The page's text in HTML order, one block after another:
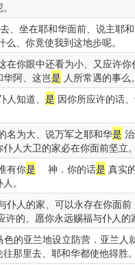
、坐在耶和华面前、说主耶
么、你竟使我到这地步呢。
在你眼中还看为小、又应许你
阿、这岂是 人所常遇的事么。
知道、 是 因你所应许的话
名为大、说万军之耶和华是
人大卫的家必在你面前坚立。
有你是 神．你的话是 真实
。
仆人的家、可以永存在你面前
许的、愿你永远赐福与仆人的
色的亚兰地设立防营．亚兰人
那里去、耶和华都使他得胜。